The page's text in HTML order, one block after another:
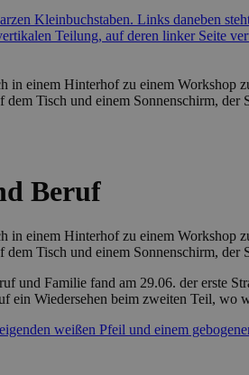
Beruf
und Familie fand am 29.06. der erste
ein Wiedersehen beim zweiten Teil, wo